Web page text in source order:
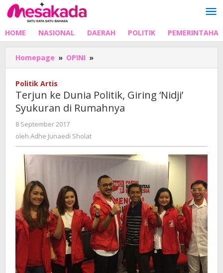
Lewati
ke
HOME NASIONAL DAERAH POLITIK
Homepage » OPINI »
ke
Giring
'Nidji'
Politik Artis
Terjun ke Dunia Politik, Giring ‘Nidji’
Syukuran di Rumahnya
8 September 2017
Adhe
oleh Adhe Junaedi Sholat